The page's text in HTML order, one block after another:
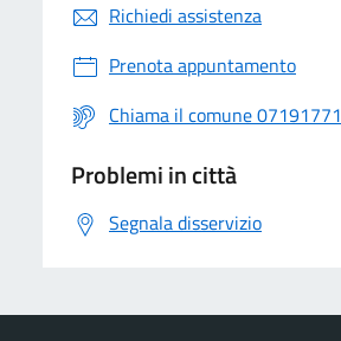
Richiedi assistenza
Prenota appuntamento
Chiama il comune 07191771
Problemi in città
Segnala disservizio